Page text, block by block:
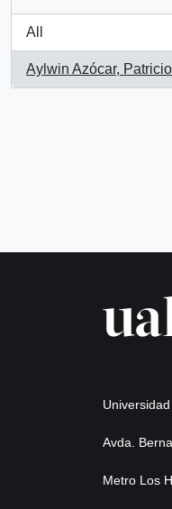
All
Aylwin Azócar, Patricio
, 1 results
Avda.
Metro Los